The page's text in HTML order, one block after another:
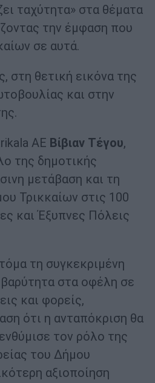
ταχύτητα» στα θέματα
την έμφαση που
σε αυτά.
στη θετική εικόνα της
και στην
ΑΕ Βίβιαν Τέγου,
της δημοτικής
μετάβαση και τη
Τρικκαίων στις 100
και Έξυπνες Πόλεις
τη συγκεκριμένη
στα οφέλη σε
και φορείς,
ότι η ανταπόκριση θα
τον ρόλο της
του Δήμου
αξιοποίηση